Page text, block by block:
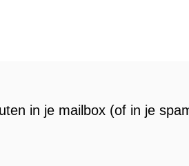
in je mailbox (of in je